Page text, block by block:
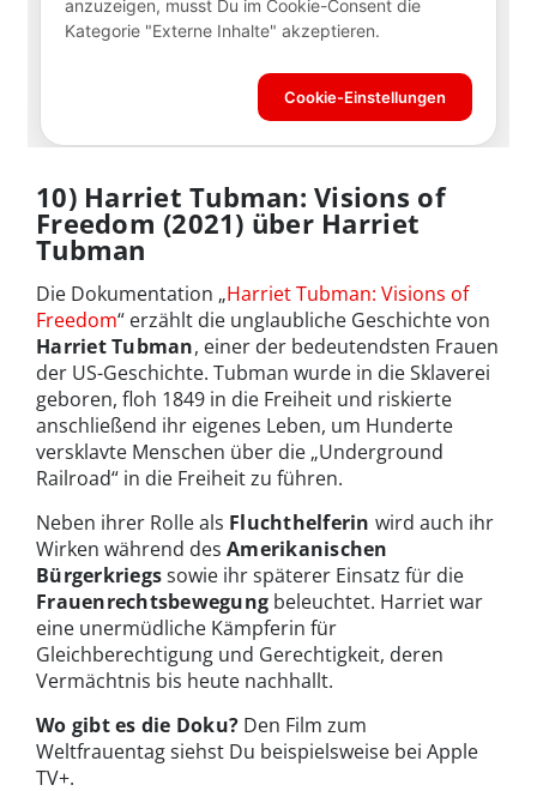
10) Harriet Tubman: Visions of
Freedom (2021) über Harriet
Tubman
Die Dokumentation „Harriet Tubman: Visions of
Freedom“ erzählt die unglaubliche Geschichte von
Harriet Tubman, einer der bedeutendsten Frauen
der US-Geschichte. Tubman wurde in die Sklaverei
geboren, floh 1849 in die Freiheit und riskierte
anschließend ihr eigenes Leben, um Hunderte
versklavte Menschen über die „Underground
Railroad“ in die Freiheit zu führen.
Neben ihrer Rolle als Fluchthelferin wird auch ihr
Wirken während des Amerikanischen
Bürgerkriegssowie ihr späterer Einsatz für die
Frauenrechtsbewegung beleuchtet. Harriet war
eine unermüdliche Kämpferin für
Gleichberechtigung und Gerechtigkeit, deren
Vermächtnis bis heute nachhallt.
Wo gibt es die Doku? Den Film zum
Weltfrauentag siehst Du beispielsweise bei Apple
TV+.